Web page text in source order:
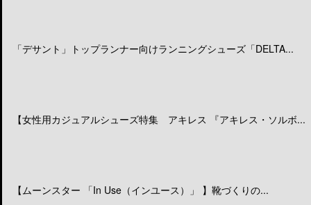
「デサント」トップランナー向けランニングシューズ「DELTA...
【女性用カジュアルシューズ特集 アキレス 『アキレス・ソルボ...
【ムーンスター 「In Use（インユース）」 】靴づくりの...